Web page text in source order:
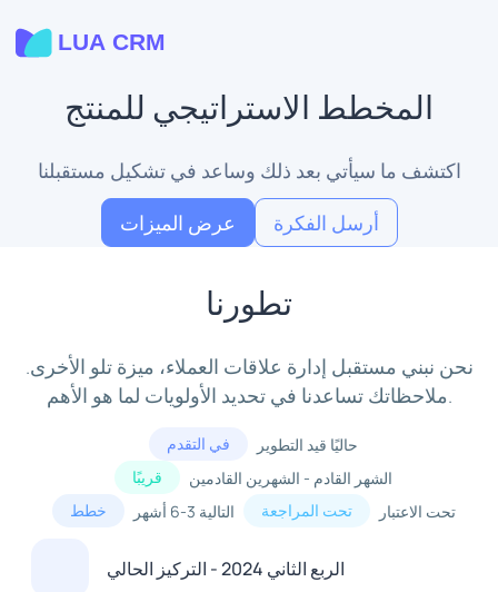
المخطط الاستراتيجي للمنتج
اكتشف ما سيأتي بعد ذلك وساعد في تشكيل مستقبلنا
عرض الميزات
أرسل الفكرة
تطورنا
نحن نبني مستقبل إدارة علاقات العملاء، ميزة تلو الأخرى.
ملاحظاتك تساعدنا في تحديد الأولويات لما هو الأهم.
في التقدم
حاليًا قيد التطوير
قريبًا
الشهر القادم - الشهرين القادمين
خطط
التالية 3-6 أشهر تحت المراجعة تحت الاعتبار
الربع الثاني 2024 - التركيز الحالي